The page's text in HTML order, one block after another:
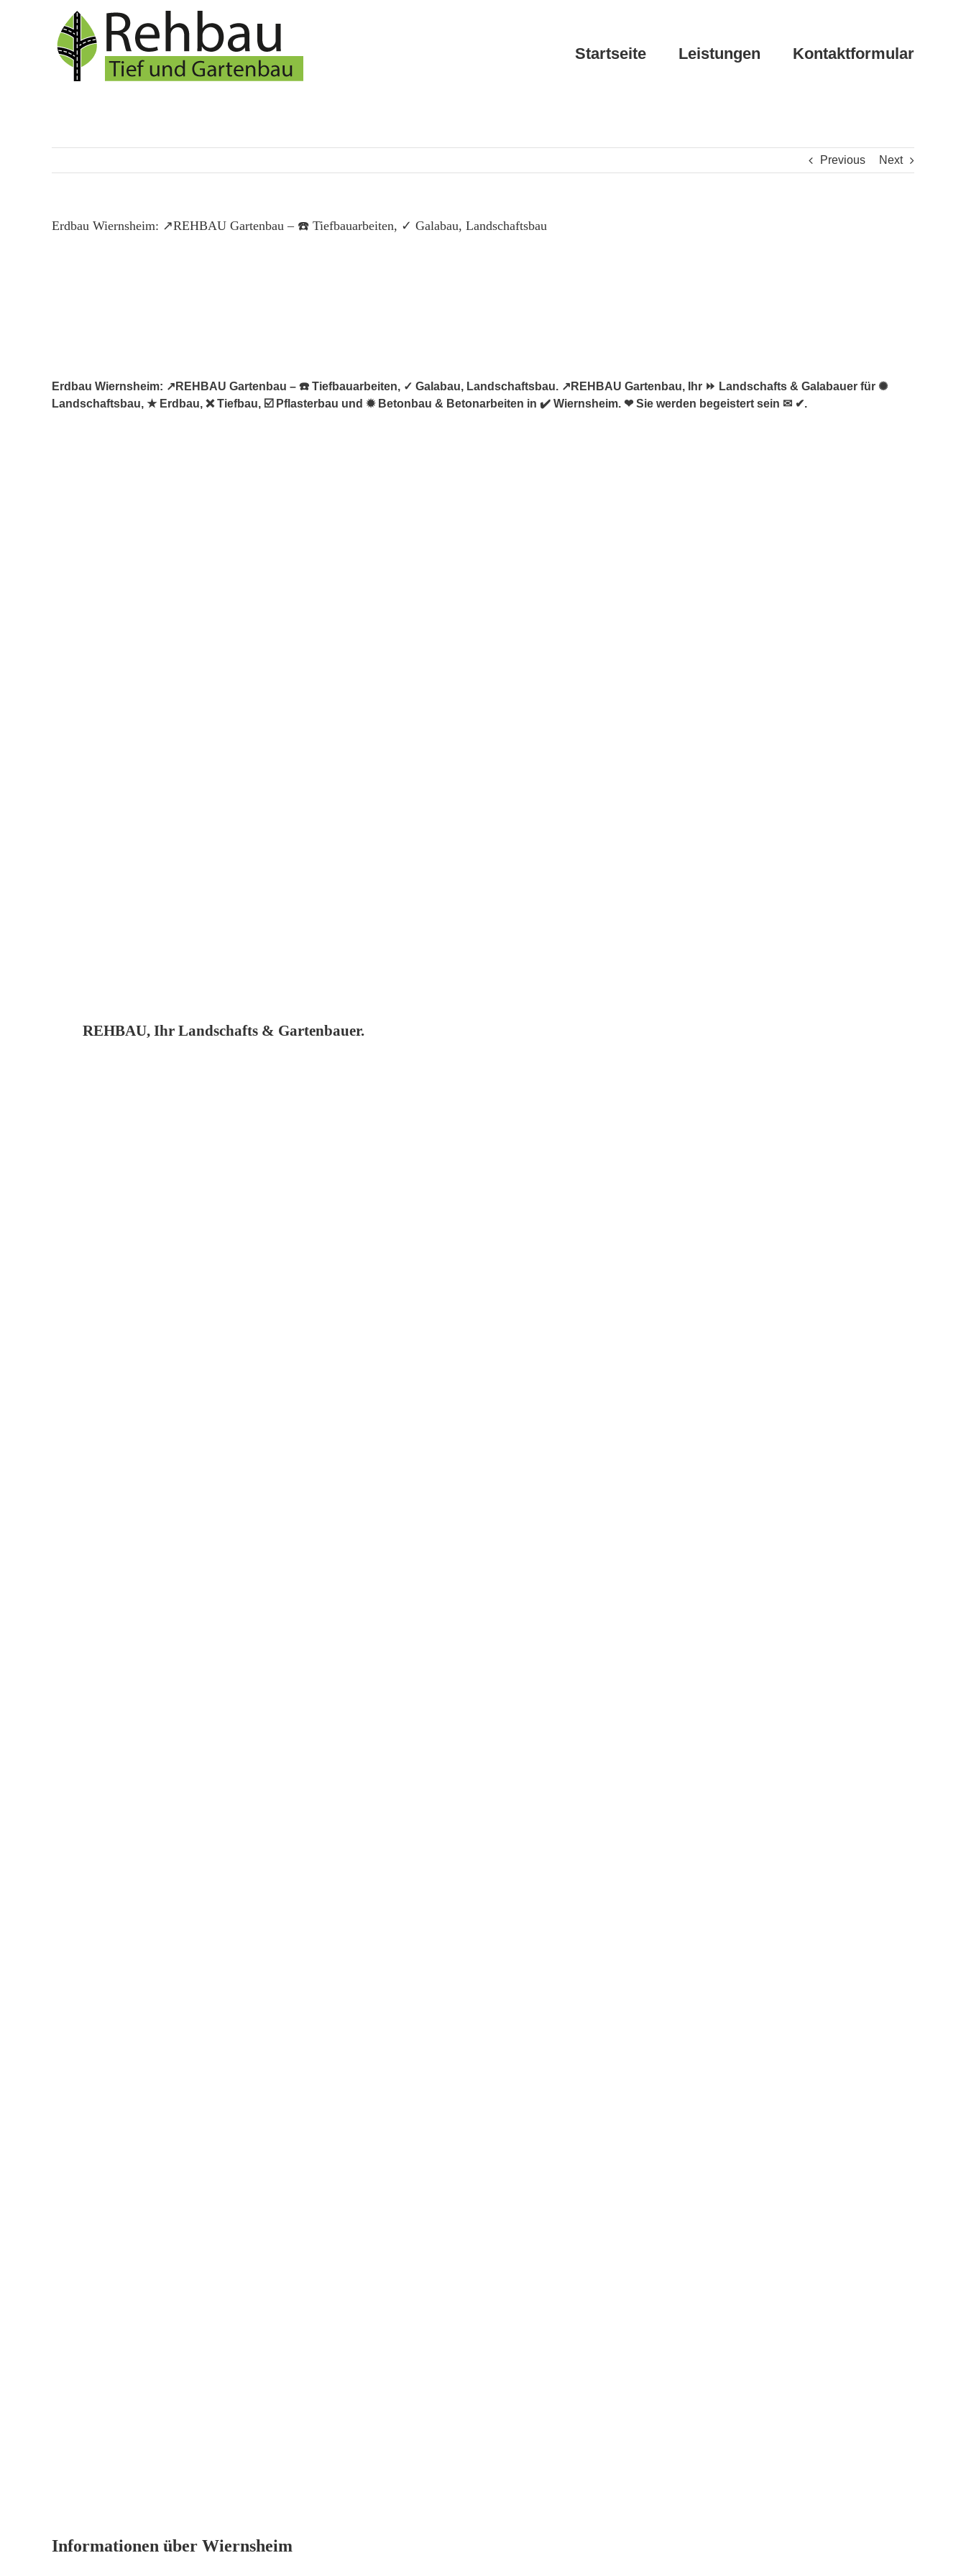
Startseite Leistungen Kontaktformular
Previous Next
Erdbau Wiernsheim: ↗️REHBAU Gartenbau – ☎️ Tiefbauarbeiten, ✓ Galabau, Landschaftsbau
Erdbau Wiernsheim: ↗️REHBAU Gartenbau – ☎️ Tiefbauarbeiten, ✓ Galabau, Landschaftsbau. ↗️REHBAU Gartenbau, Ihr ⏩ Landschafts & Galabauer für ✺
Landschaftsbau, ★ Erdbau, ❌ Tiefbau, ☑️ Pflasterbau und ✹ Betonbau & Betonarbeiten in ✔️ Wiernsheim. ❤ Sie werden begeistert sein ✉ ✔.
REHBAU, Ihr Landschafts & Gartenbauer.
Informationen über Wiernsheim